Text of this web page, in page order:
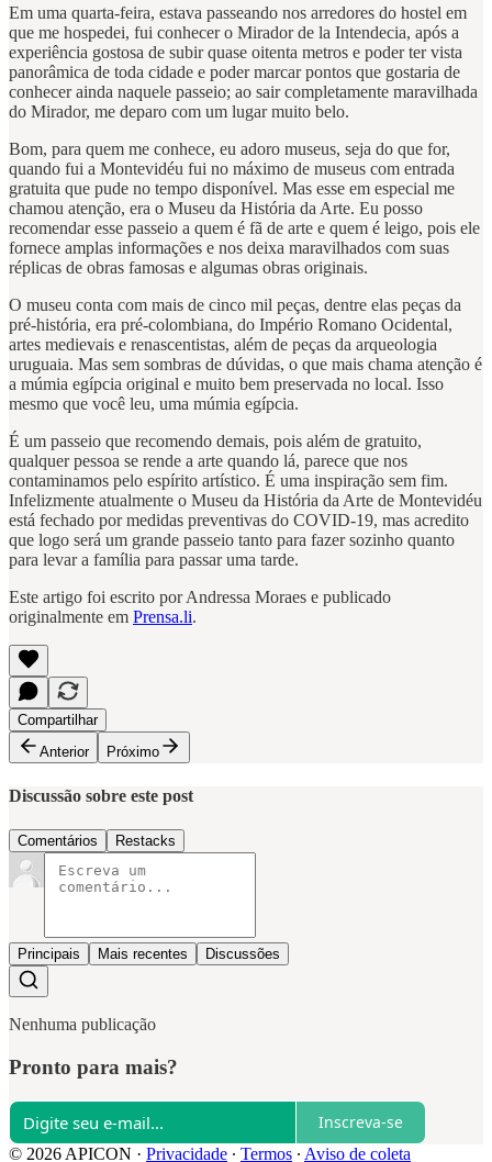
Em uma quarta-feira, estava passeando nos arredores do hostel em
que me hospedei, fui conhecer o Mirador de la Intendecia, após a
experiência gostosa de subir quase oitenta metros e poder ter vista
panorâmica de toda cidade e poder marcar pontos que gostaria de
conhecer ainda naquele passeio; ao sair completamente maravilhada
do Mirador, me deparo com um lugar muito belo.
Bom, para quem me conhece, eu adoro museus, seja do que for,
quando fui a Montevidéu fui no máximo de museus com entrada
gratuita que pude no tempo disponível. Mas esse em especial me
chamou atenção, era o Museu da História da Arte. Eu posso
recomendar esse passeio a quem é fã de arte e quem é leigo, pois ele
fornece amplas informações e nos deixa maravilhados com suas
réplicas de obras famosas e algumas obras originais.
O museu conta com mais de cinco mil peças, dentre elas peças da
pré-história, era pré-colombiana, do Império Romano Ocidental,
artes medievais e renascentistas, além de peças da arqueologia
uruguaia. Mas sem sombras de dúvidas, o que mais chama atenção é
a múmia egípcia original e muito bem preservada no local. Isso
mesmo que você leu, uma múmia egípcia.
É um passeio que recomendo demais, pois além de gratuito,
qualquer pessoa se rende a arte quando lá, parece que nos
contaminamos pelo espírito artístico. É uma inspiração sem fim.
Infelizmente atualmente o Museu da História da Arte de Montevidéu
está fechado por medidas preventivas do COVID-19, mas acredito
que logo será um grande passeio tanto para fazer sozinho quanto
para levar a família para passar uma tarde.
Este artigo foi escrito por Andressa Moraes e publicado
originalmente em Prensa.li.
Compartilhar
Anterior
Próximo
Discussão sobre este post
Comentários Restacks
Principais Mais recentes Discussões
Nenhuma publicação
Pronto para mais?
Inscreva-se
© 2026 APICON · Privacidade ∙ Termos ∙ Aviso de coleta